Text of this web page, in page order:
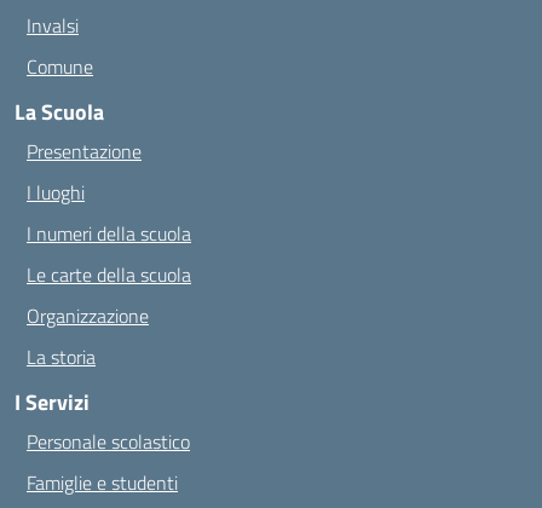
Invalsi
Comune
La Scuola
Presentazione
I luoghi
I numeri della scuola
Le carte della scuola
Organizzazione
La storia
I Servizi
Personale scolastico
Famiglie e studenti